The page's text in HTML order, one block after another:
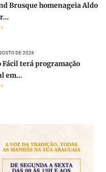
Brusque homenageia Aldo
DE 2026
Fácil terá programação
em...